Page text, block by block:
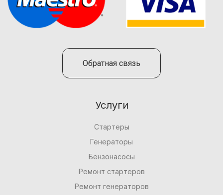
Обратная связь
Услуги
Стартеры
Генераторы
Бензонасосы
Ремонт стартеров
Ремонт генераторов